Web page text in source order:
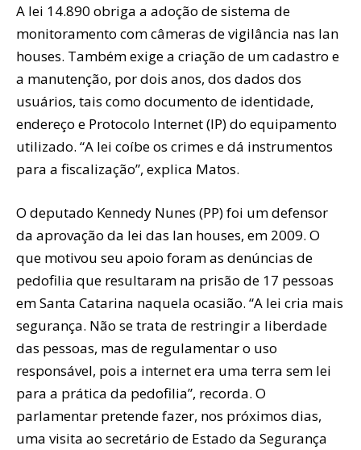
A lei 14.890 obriga a adoção de sistema de
monitoramento com câmeras de vigilância nas lan
houses. Também exige a criação de um cadastro e
a manutenção, por dois anos, dos dados dos
usuários, tais como documento de identidade,
endereço e Protocolo Internet (IP) do equipamento
utilizado. “A lei coíbe os crimes e dá instrumentos
para a fiscalização”, explica Matos.
O deputado Kennedy Nunes (PP) foi um defensor
da aprovação da lei das lan houses, em 2009. O
que motivou seu apoio foram as denúncias de
pedofilia que resultaram na prisão de 17 pessoas
em Santa Catarina naquela ocasião. “A lei cria mais
segurança. Não se trata de restringir a liberdade
das pessoas, mas de regulamentar o uso
responsável, pois a internet era uma terra sem lei
para a prática da pedofilia”, recorda. O
parlamentar pretende fazer, nos próximos dias,
uma visita ao secretário de Estado da Segurança